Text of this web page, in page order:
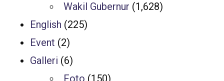
Wakil Gubernur (1,628)
English (225)
Event (2)
Galleri (6)
Foto (150)